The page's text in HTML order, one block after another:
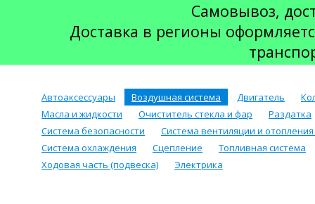
Самовывоз,
Доставка в регионы
Автоаксессуары Воздушная система Двигатель
Масла и жидкости
Очиститель стекла и фар
Раздатка
Система безопасности
Система вентиляции и
Система охлаждения
Сцепление
Топливная система
Ходовая часть (подвеска)
Электрика